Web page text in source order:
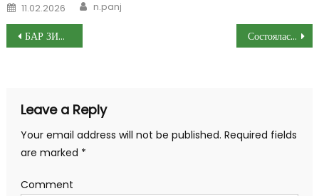
Posted on
11.02.2026 Author
n.panj
Post navigation
БАР ЗИДДИ ТЕРРОРИЗМ ВА ЭКСТРЕМИЗМ ДАСТАҶАМЪОНА МУБОРИЗА БАРЕМ! Состоялась встреча рабочих групп правительственных делегаций Республики Таджикистан и Кыргызской Республики
Leave a Reply
Your email address will not be published. Required fields
are marked *
Comment